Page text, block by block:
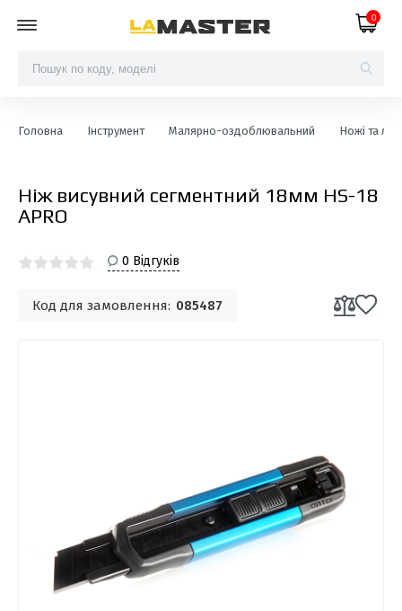
0
Головна Інструмент Малярно-оздоблювальний Ножі та
Ніж висувний сегментний 18мм HS-18
APRO
0 Відгуків
Код для замовлення: 085487